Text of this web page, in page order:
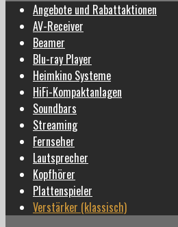
Angebote und Rabattaktionen
AV-Receiver
Beamer
Blu-ray Player
Heimkino Systeme
HiFi-Kompaktanlagen
Soundbars
Streaming
Fernseher
Lautsprecher
Kopfhörer
Plattenspieler
Verstärker (klassisch)